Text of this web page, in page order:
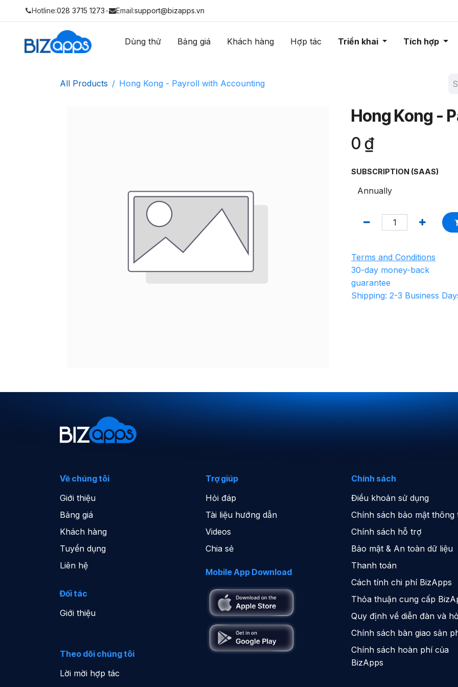
Hotline:028 3715 1273• Email:support@bizapps.vn
Dùng thử Bảng giá Khách hàng Hợp tác Triển khai Tích hợp
All Products Hong Kong - Payroll with Accounting
Hong Kong -
0 ₫
SUBSCRIPTION (SAAS)
Terms and Conditions
30-day money-back
guarantee
Shipping: 2-3 Business
Về chúng tôi
Giới thiệu
Bảng giá
Khách hàng
Tuyển dụng
Liên hệ
Đối tác
Giới thiệu
Theo dõi chúng tôi
Lời mời hợp tác
Trợ giúp
Hỏi đáp
Tài liệu hướng dẫn
Videos
Chia sẻ
Mobile App Download
Chính sách
Điều khoản sử dụng
Chính sách bảo mật thông
Chính sách hỗ trợ
Bảo mật & An toàn dữ liệu
Thanh toán
Cách tính chi phí BizApps
Thỏa thuận cung cấp
Quy định về diễn đàn và
Chính sách bàn giao sản
Chính sách hoàn phí của
BizApps